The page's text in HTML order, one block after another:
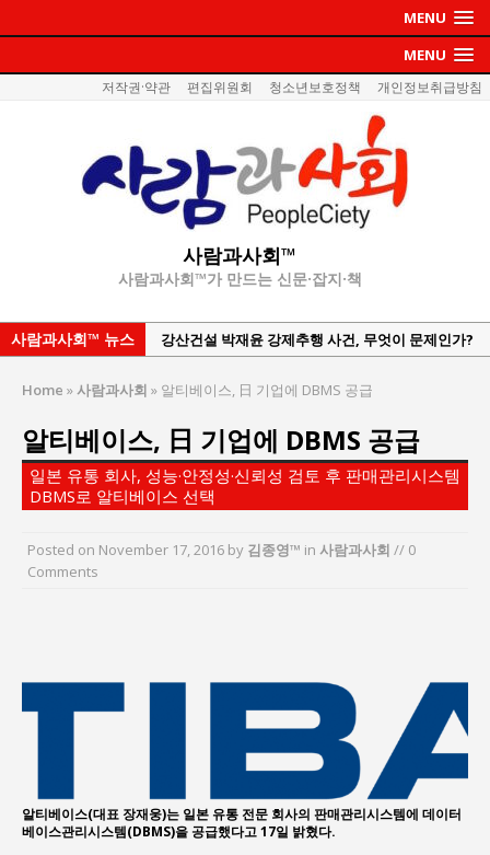
MENU
MENU
저작권·약관 편집위원회 청소년보호정책 개인정보취급방침
사람과사회™
사람과사회™가 만드는 신문·잡지·책
사람과사회™ 뉴스
강산건설 박재윤 강제추행 사건, 무엇이 문제인가?
세미나 개최
서효석 충청향우회중앙회 총재 취임 논란 확산
지방의회 공약은 ‘빛 좋은 개살구’인가?
“엄마의 절박함과 ‘실무형 정치인’으로 생활정치 실
통일 지향 2국가론: 한반도 평화의 새로운 길
Home »사람과사회 » 알티베이스, 日 기업에 DBMS 공급
알티베이스, 日 기업에 DBMS 공급
일본 유통 회사, 성능·안정성·신뢰성 검토 후 판매관리시스템
DBMS로 알티베이스 선택
Posted on November 17, 2016 by 김종영™ in 사람과사회 // 0
Comments
알티베이스(대표 장재웅)는 일본 유통 전문 회사의 판매관리시스템에 데이터
베이스관리시스템(DBMS)을 공급했다고 17일 밝혔다.